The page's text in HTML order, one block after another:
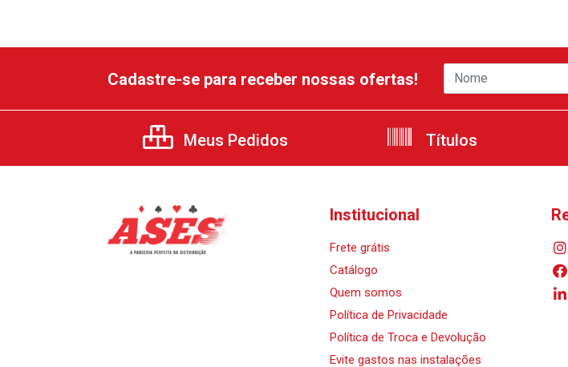
Cadastre-se para receber nossas ofertas!
Meus Pedidos Títulos
Institucional
Frete grátis
Catálogo
Quem somos
Política de Privacidade
Política de Troca e Devolução
Evite gastos nas instalações